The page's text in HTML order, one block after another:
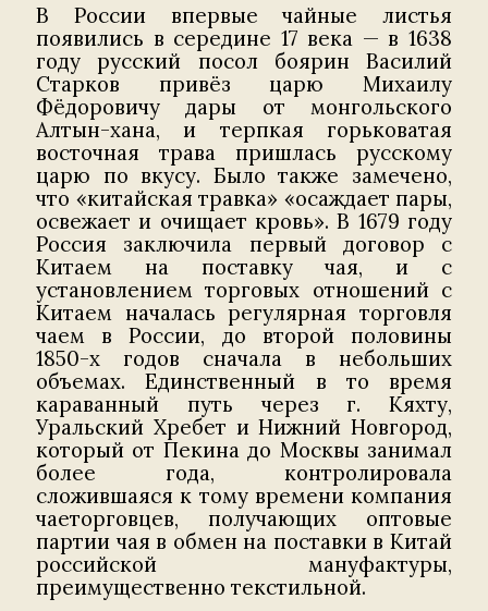
В России впервые чайные листья
появились в середине 17 века — в 1638
году русский посол боярин Василий
Старков привёз царю Михаилу
Фёдоровичу дары от монгольского
Алтын-хана, и терпкая горьковатая
восточная трава пришлась русскому
царю по вкусу. Было также замечено,
что «китайская травка» «осаждает пары,
освежает и очищает кровь». В 1679 году
Россия заключила первый договор с
Китаем на поставку чая, и с
установлением торговых отношений с
Китаем началась регулярная торговля
чаем в России, до второй половины
1850-х годов сначала в небольших
объемах. Единственный в то время
караванный путь через г. Кяхту,
Уральский Хребет и Нижний Новгород,
который от Пекина до Москвы занимал
более года, контролировала
сложившаяся к тому времени компания
чаеторговцев, получающих оптовые
партии чая в обмен на поставки в Китай
российской мануфактуры,
преимущественно текстильной.